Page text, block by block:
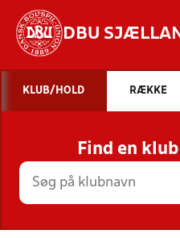
DBU
STILLINGER,
KLUB/HOLD RÆKKE
Find en